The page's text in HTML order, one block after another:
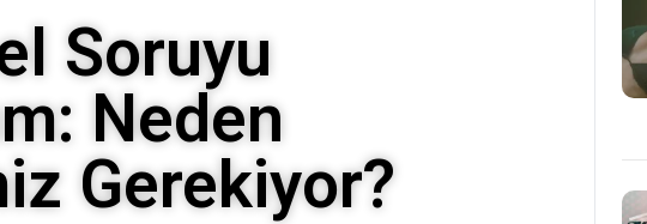
Soruyu
Neden
Gerekiyor?